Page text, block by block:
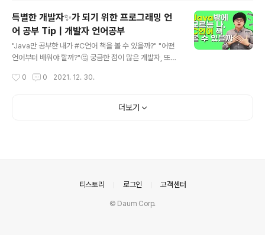
기를 쉽고 재미있게 나누고자 합니다 ◈ www.youtube.
com
특별한 개발자✨가 되기 위한 프로그래밍 언
어 공부 Tip | 개발자 언어공부
"Java만 공부한 내가 #C언어 책을 볼 수 있을까?" "어떤
언어부터 배워야 할까?"🤔 궁금한 점이 많은 개발자, 또는
해드립니다! 지금 영상으로 함께 보시죠!😀 삼평동연구소
알고 쓰면 스마트한 IT생활을 즐길 수 있습니다. ◈ 컴퓨
0 0 2021. 12. 30.
더보기
티스토리 로그인 고객센터
© Daum Corp.